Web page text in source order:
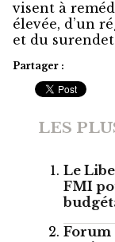
visent à
élevée, d’un
et du
Partager :
LES
Le
FMI
Forum